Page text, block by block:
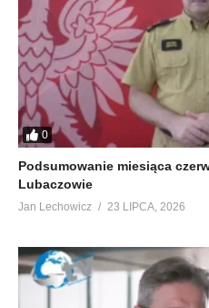
0
Podsumowanie miesiąca
Lubaczowie
Jan Lechowicz 23 LIPCA, 2026